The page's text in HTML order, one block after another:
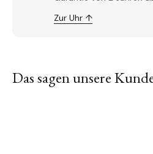
Zur Uhr ↑
Das sagen unsere